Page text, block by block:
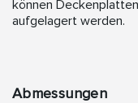
können
aufgelagert werden.
Abmessungen